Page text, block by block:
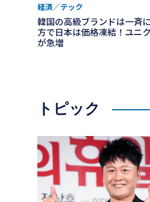
ル（約8億7千万円）を支
が提起した疑惑を認めも
方、米国株式市場の
した。これは、エヌビ
以上追加で購入すること
経済／テック
韓国の高級ブランドは一斉
方で日本は価格凍結！ユニ
が急増
トピック